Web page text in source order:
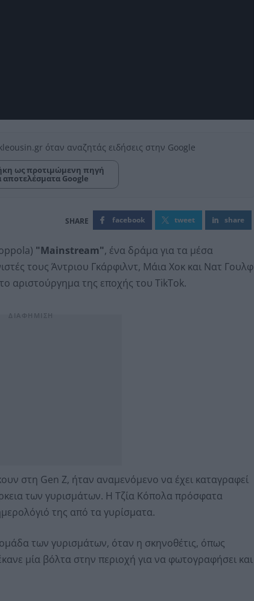
όταν αναζητάς ειδήσεις στην Google
ως προτιμώμενη πηγή
αποτελέσματα Google
facebook tweet share
"Mainstream", ένα δράμα για τα μέσα
τους Άντριου Γκάρφιλντ, Μάια Χοκ και Νατ Γουλφ
αριστούργημα της εποχής του TikTok.
στη Gen Z, ήταν αναμενόμενο να έχει καταγραφεί
των γυρισμάτων. Η Τζία Κόπολα πρόσφατα
της από τα γυρίσματα.
των γυρισμάτων, όταν η σκηνοθέτις, όπως
μία βόλτα στην περιοχή για να φωτογραφήσει και